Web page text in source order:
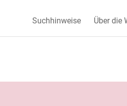
Suchhinweise Über die